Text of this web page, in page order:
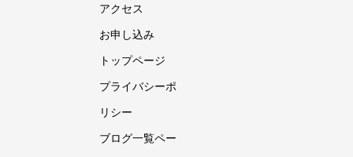
アクセス
お申し込み
トップページ
プライバシーポ
リシー
ブログ一覧ペー